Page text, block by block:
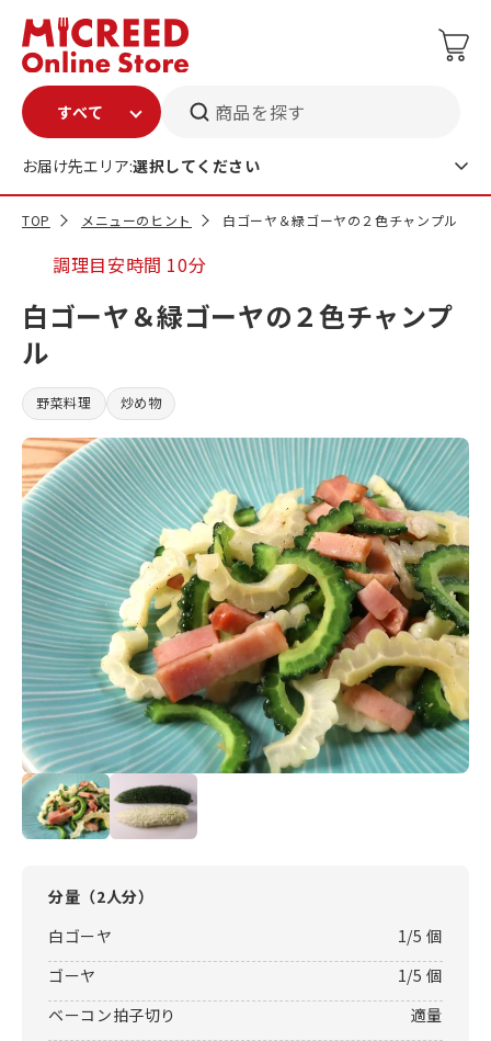
商品を探す
お届け先エリア:選択してください
TOP メニューのヒント 白ゴーヤ＆緑ゴーヤの２色チャンプル
調理目安時間 10分
白ゴーヤ＆緑ゴーヤの２色チャンプ
ル
野菜料理 炒め物
分量（2人分）
白ゴーヤ
1/5 個
ゴーヤ
1/5 個
ベーコン拍子切り
適量